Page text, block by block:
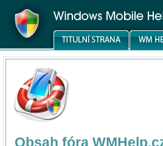
Obsah fóra